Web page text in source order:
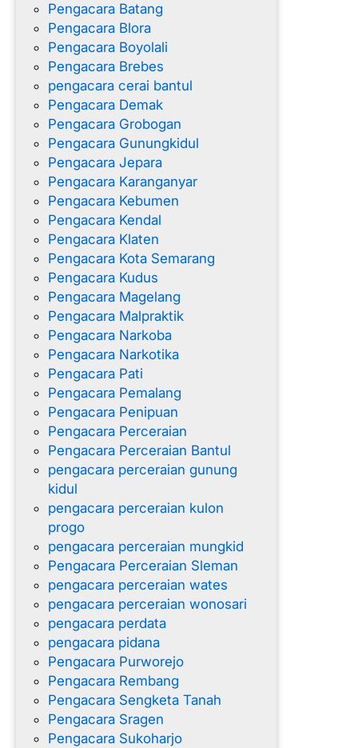
Pengacara Batang
Pengacara Blora
Pengacara Boyolali
Pengacara Brebes
pengacara cerai bantul
Pengacara Demak
Pengacara Grobogan
Pengacara Gunungkidul
Pengacara Jepara
Pengacara Karanganyar
Pengacara Kebumen
Pengacara Kendal
Pengacara Klaten
Pengacara Kota Semarang
Pengacara Kudus
Pengacara Magelang
Pengacara Malpraktik
Pengacara Narkoba
Pengacara Narkotika
Pengacara Pati
Pengacara Pemalang
Pengacara Penipuan
Pengacara Perceraian
Pengacara Perceraian Bantul
pengacara perceraian gunung
kidul
pengacara perceraian kulon
progo
pengacara perceraian mungkid
Pengacara Perceraian Sleman
pengacara perceraian wates
pengacara perceraian wonosari
pengacara perdata
pengacara pidana
Pengacara Purworejo
Pengacara Rembang
Pengacara Sengketa Tanah
Pengacara Sragen
Pengacara Sukoharjo